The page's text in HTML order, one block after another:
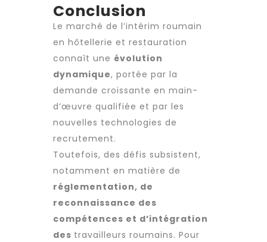
Conclusion
Le marché de l’intérim roumain
en hôtellerie et restauration
connaît une évolution
dynamique, portée par la
demande croissante en main-
d’œuvre qualifiée et par les
nouvelles technologies de
recrutement.
Toutefois, des défis subsistent,
notamment en matière de
réglementation, de
reconnaissance des
compétences et d’intégration
des travailleurs roumains. Pour